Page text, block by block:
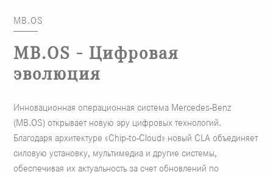
MB.OS
MB.OS - Цифровая
эволюция
Инновационная операционная система Mercedes-Benz
(MB.OS) открывает новую эру цифровых технологий.
Благодаря архитектуре «Chip-to-Cloud» новый CLA объединяет
силовую установку, мультимедиа и другие системы,
обеспечивая их актуальность за счет обновлений по